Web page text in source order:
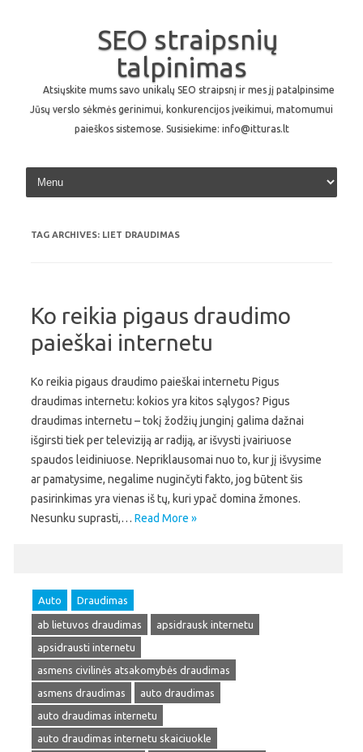
SEO straipsnių
talpinimas
Atsiųskite mums savo unikalų SEO straipsnį ir mes jį patalpinsime
Jūsų verslo sėkmės gerinimui, konkurencijos įveikimui, matomumui
paieškos sistemose. Susisiekime: info@itturas.lt
Skip to content
TAG ARCHIVES: LIET DRAUDIMAS
Ko reikia pigaus draudimo
paieškai internetu
Ko reikia pigaus draudimo paieškai internetu Pigus
draudimas internetu: kokios yra kitos sąlygos? Pigus
draudimas internetu – tokį žodžių junginį galima dažnai
išgirsti tiek per televiziją ar radiją, ar išvysti įvairiuose
spaudos leidiniuose. Nepriklausomai nuo to, kur jį išvysime
ar pamatysime, negalime nuginčyti fakto, jog būtent šis
pasirinkimas yra vienas iš tų, kuri ypač domina žmones.
Nesunku suprasti,… Read More »
Auto Draudimas
ab lietuvos draudimas
apsidrausk internetu
apsidrausti internetu
asmens civilinės atsakomybės draudimas
asmens draudimas
auto draudimas
auto draudimas internetu
auto draudimas internetu skaiciuokle